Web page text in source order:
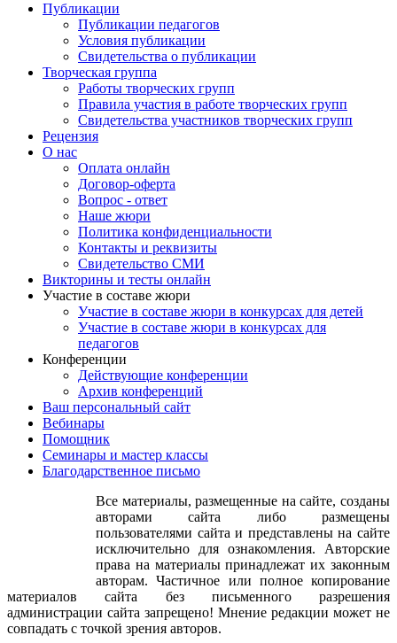
Публикации
Публикации педагогов
Условия публикации
Свидетельства о публикации
Творческая группа
Работы творческих групп
Правила участия в работе творческих групп
Свидетельства участников творческих групп
Рецензия
О нас
Оплата онлайн
Договор-оферта
Вопрос - ответ
Наше жюри
Политика конфиденциальности
Контакты и реквизиты
Свидетельство СМИ
Викторины и тесты онлайн
Участие в составе жюри
Участие в составе жюри в конкурсах для детей
Участие в составе жюри в конкурсах для
педагогов
Конференции
Действующие конференции
Архив конференций
Ваш персональный сайт
Вебинары
Помощник
Семинары и мастер классы
Благодарственное письмо
Все материалы, размещенные на сайте, созданы
авторами сайта либо размещены
пользователями сайта и представлены на сайте
исключительно для ознакомления. Авторские
права на материалы принадлежат их законным
авторам. Частичное или полное копирование
материалов сайта без письменного разрешения
администрации сайта запрещено! Мнение редакции может не
совпадать с точкой зрения авторов.